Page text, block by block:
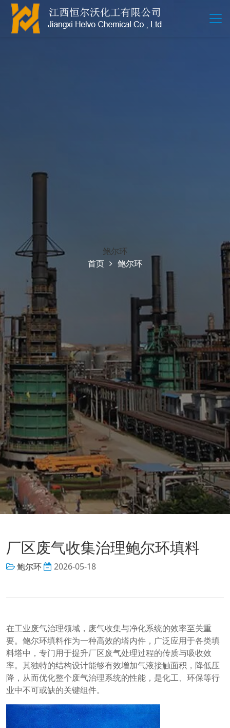
鲍尔环
首页
鲍尔环
厂区废气收集治理鲍尔环填料
鲍尔环 2026-05-18
在工业废气治理领域，废气收集与净化系统的效率至关重
要。鲍尔环填料作为一种高效的塔内件，广泛应用于各类填
料塔中，专门用于提升厂区废气处理过程的传质与吸收效
率。其独特的结构设计能够有效增加气液接触面积，降低压
降，从而优化整个废气治理系统的性能，是化工、环保等行
业中不可或缺的关键组件。